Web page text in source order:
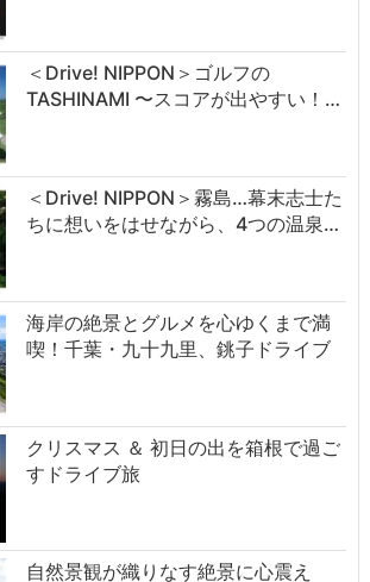
＜Drive! NIPPON＞ゴルフの
TASHINAMI 〜スコアが出やすい！…
＜Drive! NIPPON＞霧島…幕末志士た
ちに想いをはせながら、4つの温泉…
海岸の絶景とグルメを心ゆくまで満
喫！千葉・九十九里、銚子ドライブ
クリスマス ＆ 初日の出を箱根で過ご
すドライブ旅
自然景観が織りなす絶景に心震え